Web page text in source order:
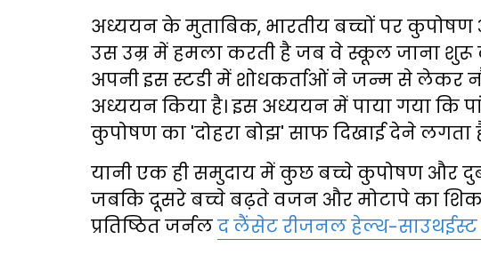
अध्ययन के मुताबिक, भारतीय बच्चों पर कुपोषण
उस उम्र में हमला करती है जब वे स्कूल जाना शुरू
अपनी इस स्टडी में शोधकर्ताओं ने जन्म से लेकर
अध्ययन किया है। इस अध्ययन में पाया गया कि
कुपोषण का 'दोहरा बोझ' साफ दिखाई देने लगता
यानी एक ही समुदाय में कुछ बच्चे कुपोषण और
जबकि दूसरे बच्चे बढ़ते वजन और मोटापे का
प्रतिष्ठित जर्नलद लैंसेट रीजनल हेल्थ-साउथईस्ट